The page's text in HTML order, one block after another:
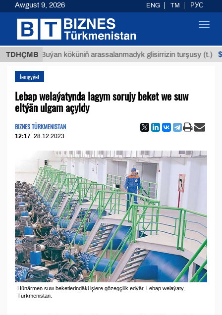
TDHÇMB
Buýan köküniň arassalanmadyk glisirrizin turşusy (t.)
Jemgyýet
Lebap welaýatynda lagym sorujy beket we suw
eltýän ulgam açyldy
BIZNES TÜRKMENISTAN
12:17 28.12.2023
Hünärmen suw beketlerindäki işlere gözegçilik edýär, Lebap welaýaty,
Türkmenistan.
Awgust 9, 2026 ENG TM РУС